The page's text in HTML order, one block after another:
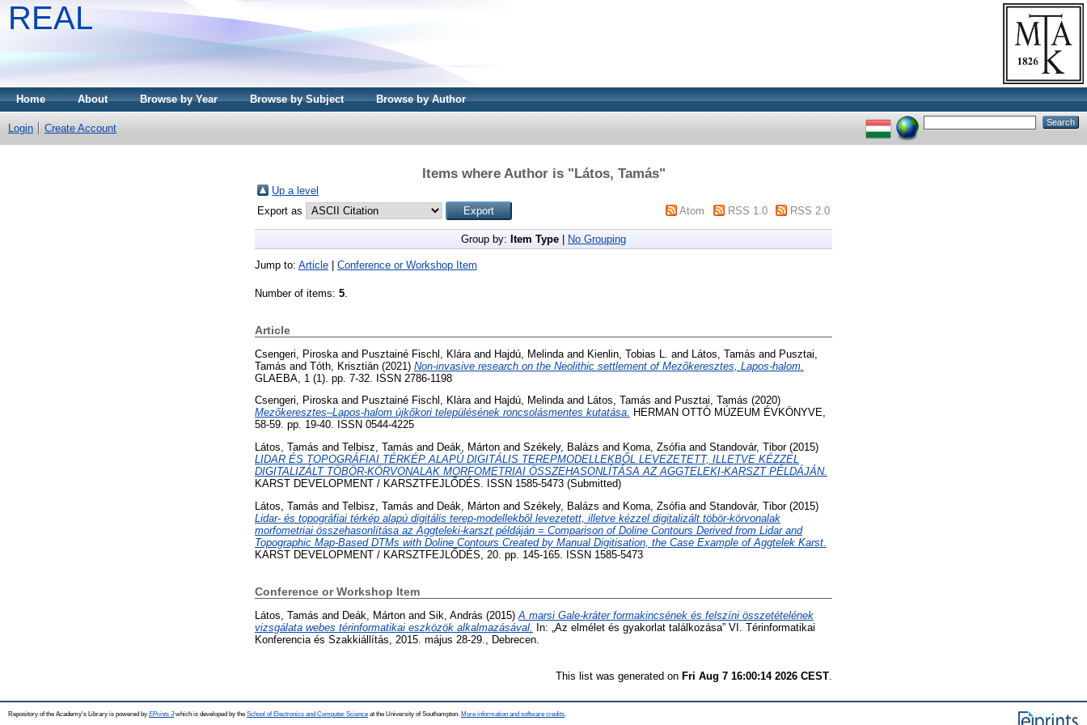
REAL
Home About Browse by Year Browse by Subject Browse by Author
Login Create Account
Items where Author is "Látos, Tamás"
Up a level
Export as
Atom RSS 1.0 RSS 2.0
Group by: Item Type No Grouping
Jump to: Article Conference or Workshop Item
Number of items: 5
Article
Csengeri, Piroska and Pusztainé Fischl, Klára and Hajdú, Melinda and Kienlin, Tobias L. and Látos, Tamás and Pusztai,
Tamás and Tóth, Krisztián (2021) Non-invasive research on the Neolithic settlement of Mezőkeresztes, Lapos-halom.
GLAEBA, 1 (1). pp. 7-32. ISSN 2786-1198
Csengeri, Piroskaand Pusztainé Fischl, Kláraand Hajdú, Melindaand Látos, Tamás and Pusztai, Tamás (2020)
Mezőkeresztes–Lapos-halom újkőkori településének roncsolásmentes kutatása. HERMAN OTTÓ MÚZEUM ÉVKÖNYVE,
58-59. pp. 19-40. ISSN 0544-4225
Látos, Tamás and Telbisz, Tamás and Deák, Márton and Székely, Balázs and Koma, Zsófiaand Standovár, Tibor(2015)
LIDAR ÉS TOPOGRÁFIAI TÉRKÉP ALAPÚ DIGITÁLIS TEREPMODELLEKBŐL LEVEZETETT, ILLETVE KÉZZEL
DIGITALIZÁLT TÖBÖR-KÖRVONALAK MORFOMETRIAI ÖSSZEHASONLÍTÁSA AZ AGGTELEKI-KARSZT PÉLDÁJÁN.
KARST DEVELOPMENT / KARSZTFEJLŐDÉS. ISSN 1585-5473 (Submitted)
Látos, Tamás and Telbisz, Tamás and Deák, Márton and Székely, Balázs and Koma, Zsófia and Standovár, Tibor(2015)
Lidar- és topográfiai térkép alapú digitális terep-modellekből levezetett, illetve kézzel digitalizált töbör-körvonalak
morfometriai összehasonlítása az Aggteleki-karszt példáján = Comparison of Doline Contours Derived from Lidar and
Topographic Map-Based DTMs with Doline Contours Created by Manual Digitisation, the Case Example of Aggtelek Karst.
KARST DEVELOPMENT / KARSZTFEJLŐDÉS, 20. pp. 145-165. ISSN 1585-5473
Conference or Workshop Item
Látos, Tamás and Deák, Márton and Sik, András (2015) A marsi Gale-kráter formakincsének és felszíni összetételének
vizsgálata webes térinformatikai eszközök alkalmazásával.
In: „Az elmélet és gyakorlat találkozása” VI. Térinformatikai
Konferencia és Szakkiállítás, 2015. május 28-29., Debrecen.
This list was generated on Fri Aug 7 16:00:14 2026 CEST
Repository of the Academy's Library is powered by EPrints 3which is developed by the School of Electronics and Computer Science at the University of Southampton. More information and software credits